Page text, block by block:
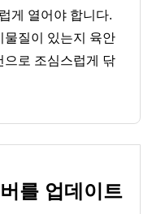
게 열어야 합니다.
물질이 있는지 육안
으로 조심스럽게 닦
를 업데이트